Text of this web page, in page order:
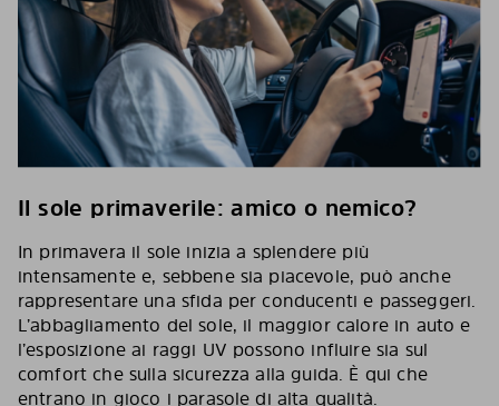
Il sole primaverile: amico o nemico?
In primavera il sole inizia a splendere più
intensamente e, sebbene sia piacevole, può anche
rappresentare una sfida per conducenti e passeggeri.
L’abbagliamento del sole, il maggior calore in auto e
l’esposizione ai raggi UV possono influire sia sul
comfort che sulla sicurezza alla guida. È qui che
entrano in gioco i parasole di alta qualità.